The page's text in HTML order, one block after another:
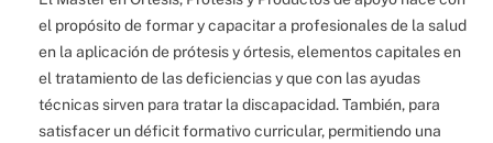
el propósito de formar y capacitar a profesionales de la salud
en la aplicación de prótesis y órtesis, elementos capitales en
el tratamiento de las deficiencias y que con las ayudas
técnicas sirven para tratar la discapacidad. También, para
satisfacer un déficit formativo curricular, permitiendo una